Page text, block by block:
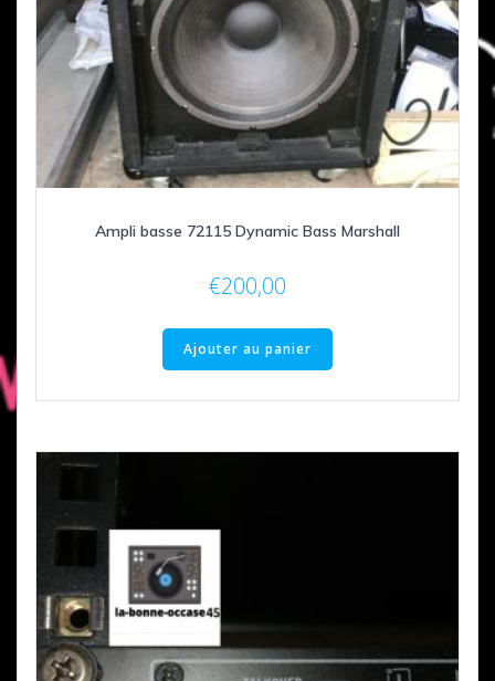
Ampli basse 72115 Dynamic Bass Marshall
€200,00
Ajouter au panier